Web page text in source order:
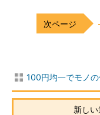
100円均一でモノ
新し